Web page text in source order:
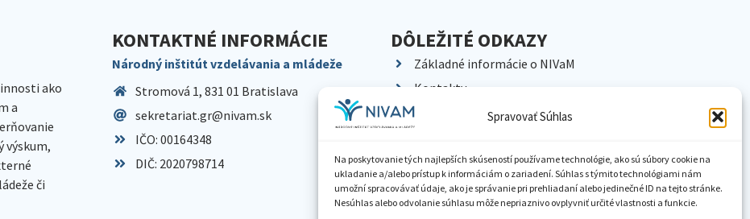
Spravovať Súhlas
Na poskytovanie tých najlepších skúseností používame technológie, ako sú súbory cookie na
ukladanie a/alebo prístup k informáciám o zariadení. Súhlas s týmito technológiami nám
umožní spracovávať údaje, ako je správanie pri prehliadaní alebo jedinečné ID na tejto stránke.
Nesúhlas alebo odvolanie súhlasu môže nepriaznivo ovplyvniť určité vlastnosti a funkcie.
ako
a
výskum,
či
KONTAKTNÉ INFORMÁCIE
Národný inštitút vzdelávania a mládeže
Stromová 1, 831 01 Bratislava
sekretariat.gr@nivam.sk
IČO: 00164348
DIČ: 2020798714
DÔLEŽITÉ ODKAZY
Základné informácie o NIVaM
Kontakty
Kariéra
Pracoviská NIVaM
Dokumenty inštitúcie
Knižnica